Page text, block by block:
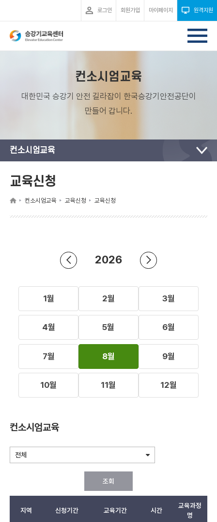
로그인 회원가입 마이페이지 원격지원
컨소시엄교육
대한민국 승강기 안전 길라잡이 한국승강기안전공단이
만들어 갑니다.
컨소시엄교육
교육신청
컨소시엄교육 교육신청 교육신청
2026
1월 2월 3월
4월 5월 6월
7월 8월 9월
10월 11월 12월
컨소시엄교육
조회
지역 신청기간 교육기간 시간
교육과정
명